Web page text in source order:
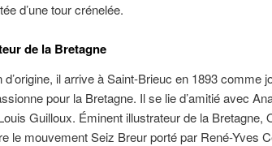
d’une tour crénelée.
de la Bretagne
d’origine, il arrive à Saint-Brieuc en 1893 comme
pour la Bretagne. Il se lie d’amitié avec
Guilloux. Éminent illustrateur de la Bretagne,
le mouvement Seiz Breur porté par René-Yves